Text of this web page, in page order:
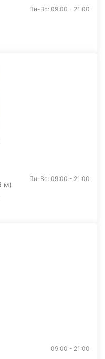
Пн-Вс: 09:00 - 21:00
м)
Пн-Вс: 09:00 - 21:00
09:00 - 21:00